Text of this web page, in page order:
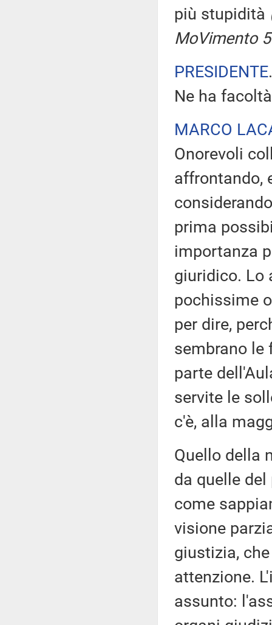
più stupidità
MoVimento
PRESIDENTE
Ne ha
MARCO
Onorevoli
affrontando,
prima
importanza
giuridico. Lo
pochissime
per dire,
sembrano le
parte
servite le
c'è, alla
Quello della
da quelle
come
visione
giustizia,
attenzione.
assunto: